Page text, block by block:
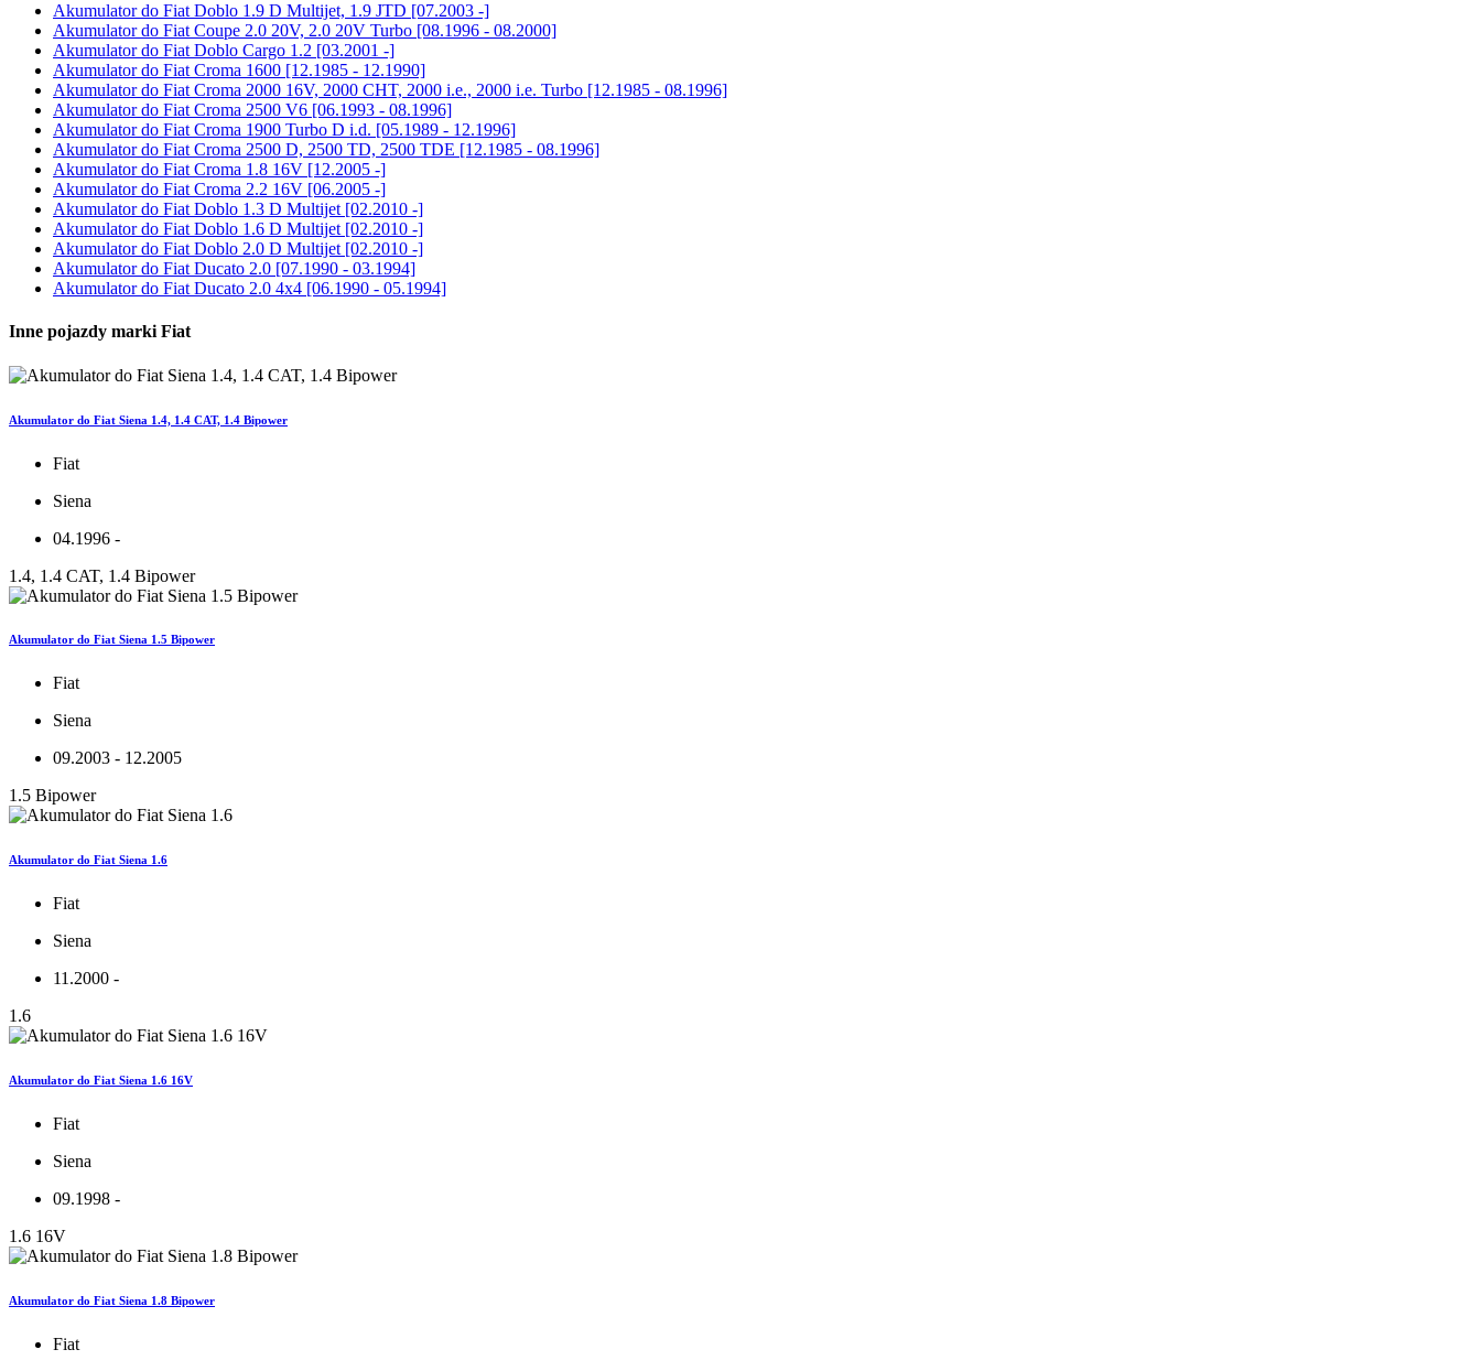
Akumulator do Fiat Doblo 1.9 D Multijet, 1.9 JTD [07.2003 -]
Akumulator do Fiat Coupe 2.0 20V, 2.0 20V Turbo [08.1996 - 08.2000]
Akumulator do Fiat Doblo Cargo 1.2 [03.2001 -]
Akumulator do Fiat Croma 1600 [12.1985 - 12.1990]
Akumulator do Fiat Croma 2000 16V, 2000 CHT, 2000 i.e., 2000 i.e. Turbo [12.1985 - 08.1996]
Akumulator do Fiat Croma 2500 V6 [06.1993 - 08.1996]
Akumulator do Fiat Croma 1900 Turbo D i.d. [05.1989 - 12.1996]
Akumulator do Fiat Croma 2500 D, 2500 TD, 2500 TDE [12.1985 - 08.1996]
Akumulator do Fiat Croma 1.8 16V [12.2005 -]
Akumulator do Fiat Croma 2.2 16V [06.2005 -]
Akumulator do Fiat Doblo 1.3 D Multijet [02.2010 -]
Akumulator do Fiat Doblo 1.6 D Multijet [02.2010 -]
Akumulator do Fiat Doblo 2.0 D Multijet [02.2010 -]
Akumulator do Fiat Ducato 2.0 [07.1990 - 03.1994]
Akumulator do Fiat Ducato 2.0 4x4 [06.1990 - 05.1994]
Inne pojazdy marki Fiat
Akumulator do Fiat Siena 1.4, 1.4 CAT, 1.4 Bipower
Fiat
Siena
04.1996 -
1.4, 1.4 CAT, 1.4 Bipower
Akumulator do Fiat Siena 1.5 Bipower
Fiat
Siena
09.2003 - 12.2005
1.5 Bipower
Akumulator do Fiat Siena 1.6
Fiat
Siena
11.2000 -
1.6
Akumulator do Fiat Siena 1.6 16V
Fiat
Siena
09.1998 -
1.6 16V
Akumulator do Fiat Siena 1.8 Bipower
Fiat